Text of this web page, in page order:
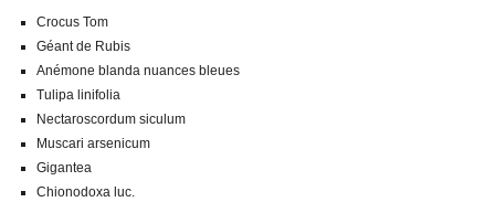
Crocus Tom
Géant de Rubis
Anémone blanda nuances bleues
Tulipa linifolia
Nectaroscordum siculum
Muscari arsenicum
Gigantea
Chionodoxa luc.